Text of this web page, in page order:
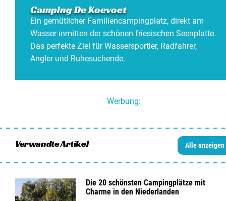
Camping De Koevoet
Ein gemütlicher Familiencampingplatz, direkt am
Wasser inmitten der schönen friesischen Seenplatte.
Das perfekte Ziel für Wassersportler, Radfahrer,
Angler und Ruhesuchende.
Werbung:
Verwandte Artikel Alle anzeigen
Die 20 schönsten Campingplätze mit
Charme in den Niederlanden